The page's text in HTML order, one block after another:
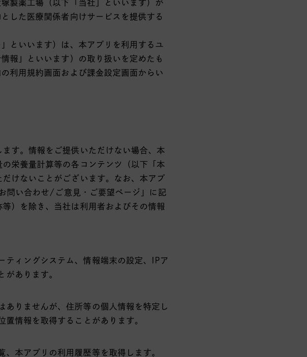
製薬工場（以下「当社」といいます）が
した医療関係者向けサービスを提供する
といいます）は、本アプリを利用するユ
報」といいます）の取り扱いを定めたも
利用規約画面および課金設定画面からい
す。情報をご提供いただけない場合、本
栄養量計算等の各コンテンツ（以下「本
けないことがございます。なお、本アプ
問い合わせ/ご意見・ご要望ページ」に記
）を除き、当社は利用者およびその情報
ティングシステム、情報端末の設定、IPア
あります。
りませんが、住所等の個人情報を特定し
情報を取得することがあります。
本アプリの利用履歴等を取得します。